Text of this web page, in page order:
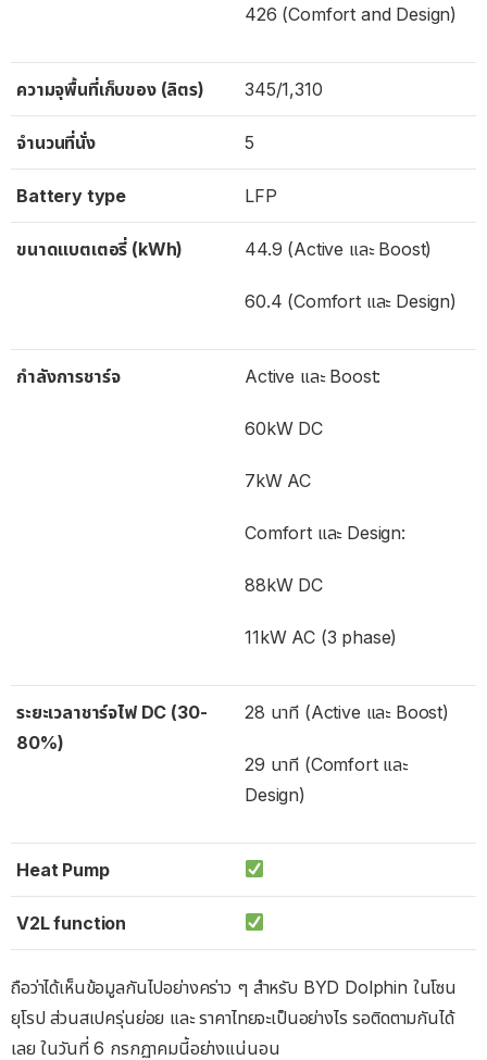
426 (Comfort and Design)
ความจุพื้นที่เก็บของ (ลิตร) 345/1,310
จำนวนที่นั่ง 5
Battery type LFP
ขนาดแบตเตอรี่ (kWh) 44.9 (Active และ Boost)
60.4 (Comfort และ Design)
กำลังการชาร์จ Active และ Boost:
60kW DC
7kW AC
Comfort และ Design:
88kW DC
11kW AC (3 phase)
ระยะเวลาชาร์จไฟ DC (30-
80%)
28 นาที (Active และ Boost)
29 นาที (Comfort และ
Design)
Heat Pump
V2L function
ถือว่าได้เห็นข้อมูลกันไปอย่างคร่าว ๆ สำหรับ BYD Dolphin ในโซน
ยุโรป ส่วนสเปครุ่นย่อย และ ราคาไทยจะเป็นอย่างไร รอติดตามกันได้
เลย ในวันที่ 6 กรกฏาคมนี้อย่างแน่นอน